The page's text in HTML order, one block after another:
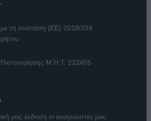
τη σύσταση (ΕΕ) 2018/334
Πιστοποίησης Μ.Η.Τ. 232455
μας έκδοση οι αναγνώστες μας